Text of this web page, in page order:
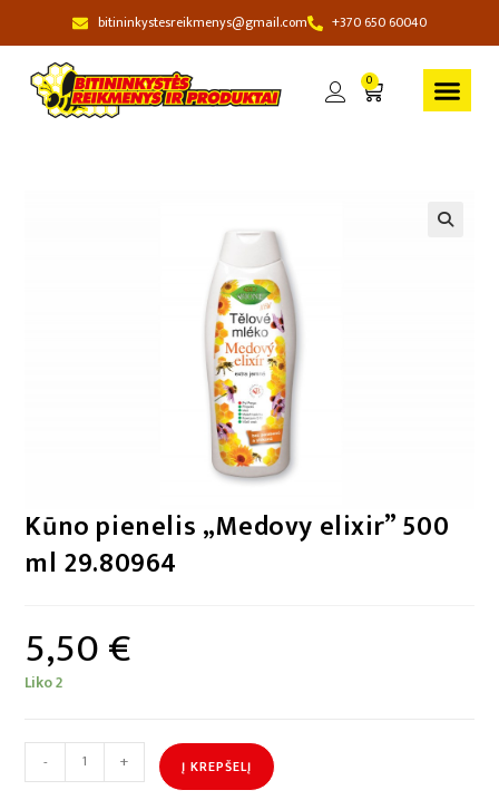
bitininkystesreikmenys@gmail.com +370 650 60040
0
Kūno pienelis „Medovy elixir” 500
ml 29.80964
5,50€
Liko 2
- + Į KREPŠELĮ